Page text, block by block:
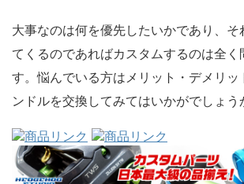
大事なのは何を優先したいかであり、そ
てくるのであればカスタムするのは全く
す。悩んでいる方はメリット・デメリッ
ンドルを交換してみてはいかがでしょう